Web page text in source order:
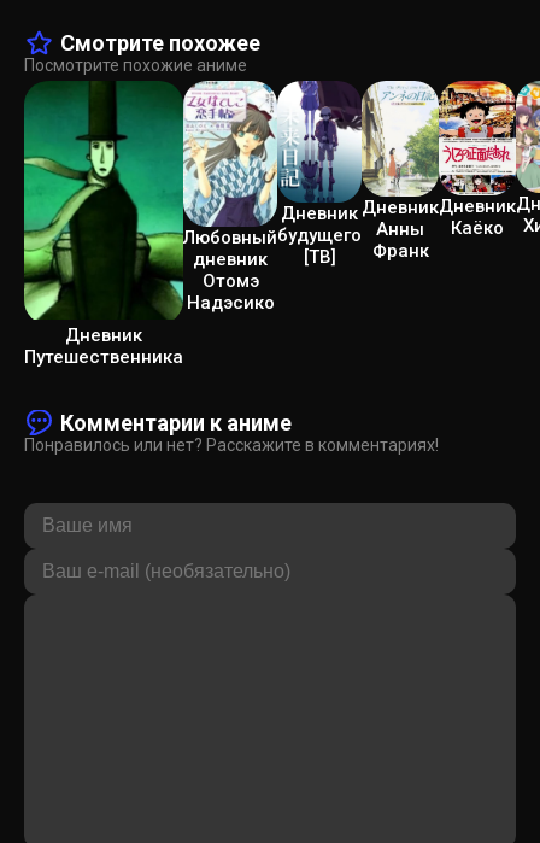
Смотрите похожее
Посмотрите похожие аниме
Дневник
Путешественника
Любовный
дневник
Отомэ
Надэсико
Дневник
будущего
[ТВ]
Дневник
Анны
Франк
Дневник
Каёко
Комментарии к аниме
Понравилось или нет? Расскажите в комментариях!